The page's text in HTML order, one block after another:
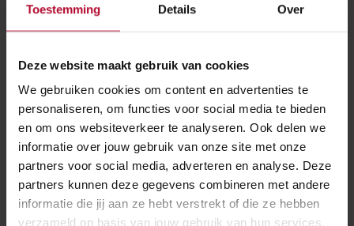
Toestemming Details Over
Deze website maakt gebruik van cookies
We gebruiken cookies om content en advertenties te
personaliseren, om functies voor social media te bieden
en om ons websiteverkeer te analyseren. Ook delen we
informatie over jouw gebruik van onze site met onze
partners voor social media, adverteren en analyse. Deze
partners kunnen deze gegevens combineren met andere
informatie die jij aan ze hebt verstrekt of die ze hebben
verzameld op basis van jouw gebruik van hun services.
treinen laten rijden.
operatie bij ProRail
Geurpalen langs het spoor
Een andere uitdaging is dieren van het spoor zien te
houden. In het duingebied bij Zandvoort lopen
bijvoorbeeld veel herten. Rolf: “Met hekwerken en
geurpalen hopen we ze uit de buurt van het spoor te